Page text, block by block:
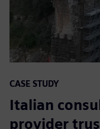
CASE STUDY
Italian
provider